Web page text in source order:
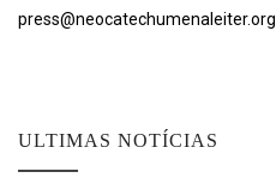
press@neocatechumenaleiter.org
ULTIMAS NOTÍCIAS